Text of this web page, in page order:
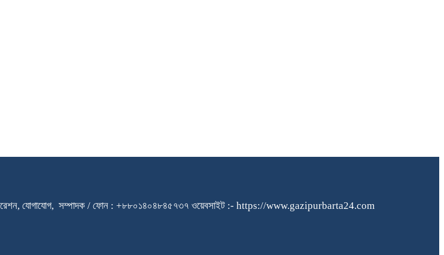
কর্পোরেশন, যোগাযোগ, সম্পাদক / ফোন : +৮৮০১৪০৪৮৪৫৭৩৭ ওয়েবসাইট :- https://www.gazipurbarta24.com